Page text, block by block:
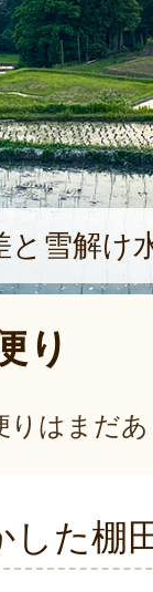
と雪解け
り
りはまだ
した棚